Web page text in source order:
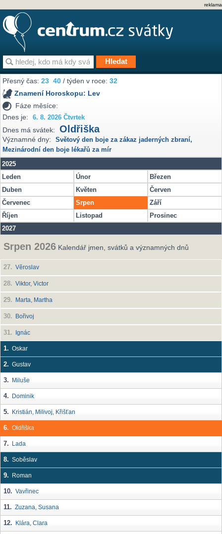
reklama
Přesný čas:23 40 / týden v roce:32
Znamení Horoskopu: Lev
Fáze měsíce:
Dnes je:
6. 8. 2026 Čtvrtek
Dnes má svátek: Oldřiška
Významné dny: Světový den boje za zákaz jaderných zbraní,
Mezinárodní den boje lékařů za mír
2025
Leden
Únor
Březen
Duben
Květen
Červen
Červenec
Srpen
Září
Říjen
Listopad
Prosinec
2027
Srpen 2026 Kalendář jmen, svátků a významných dnů
27. Věroslav
28. Viktor, Victor
29. Marta, Martha
30. Bořivoj
31. Ignác
1. Oskar
2. Gustav
3. Miluše
4. Dominik
5. Kristián, Milivoj, Křišťan
6. Oldřiška
7. Lada
8. Soběslav
9. Roman
10. Vavřinec
11. Zuzana, Susana
12. Klára, Clara